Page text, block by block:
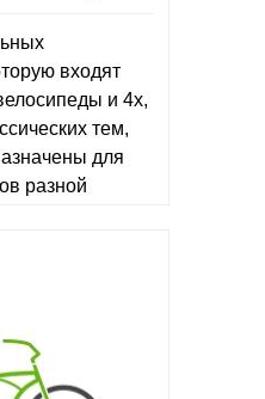
входят
и 4x,
тем,
для
разной